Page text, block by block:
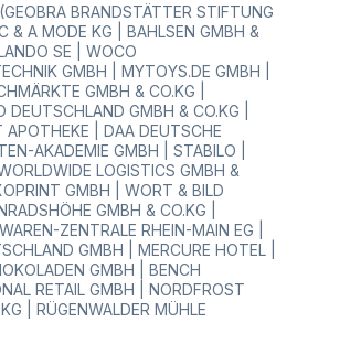
BRANDSTÄTTER STIFTUNG
& A MODE KG | BAHLSEN GMBH &
SE | WOCO
GMBH | MYTOYS.DE GMBH |
GMBH & CO.KG |
DEUTSCHLAND GMBH & CO.KG |
APOTHEKE | DAA DEUTSCHE
AKADEMIE GMBH | STABILO |
LOGISTICS GMBH &
GMBH | WORT & BILD
GMBH & CO.KG |
ZENTRALE RHEIN-MAIN EG |
GMBH | MERCURE HOTEL |
GMBH | BENCH
RETAIL GMBH | NORDFROST
| RÜGENWALDER MÜHLE